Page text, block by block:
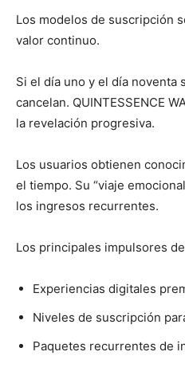
Los modelos de suscripción
valor continuo.
Si el día uno y el día noventa
cancelan. QUINTESSENCE
la revelación progresiva.
Los usuarios obtienen
el tiempo. Su “viaje
los ingresos recurrentes.
Los principales impulsores
Experiencias digitales
Niveles de suscripción
Paquetes recurrentes de